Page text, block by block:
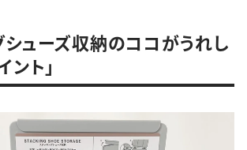
シューズ収納のココがうれし
ント」